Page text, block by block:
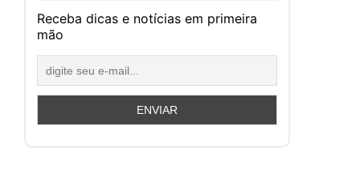
Receba dicas e notícias em primeira
mão